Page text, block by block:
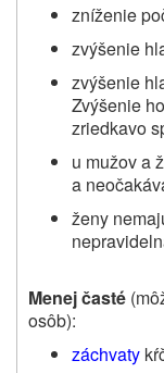
zníženie
zvýšenie
zvýšenie
Zvýšenie
zriedkavo
u mužov a
a
ženy
Menej časté
osôb):
záchvaty